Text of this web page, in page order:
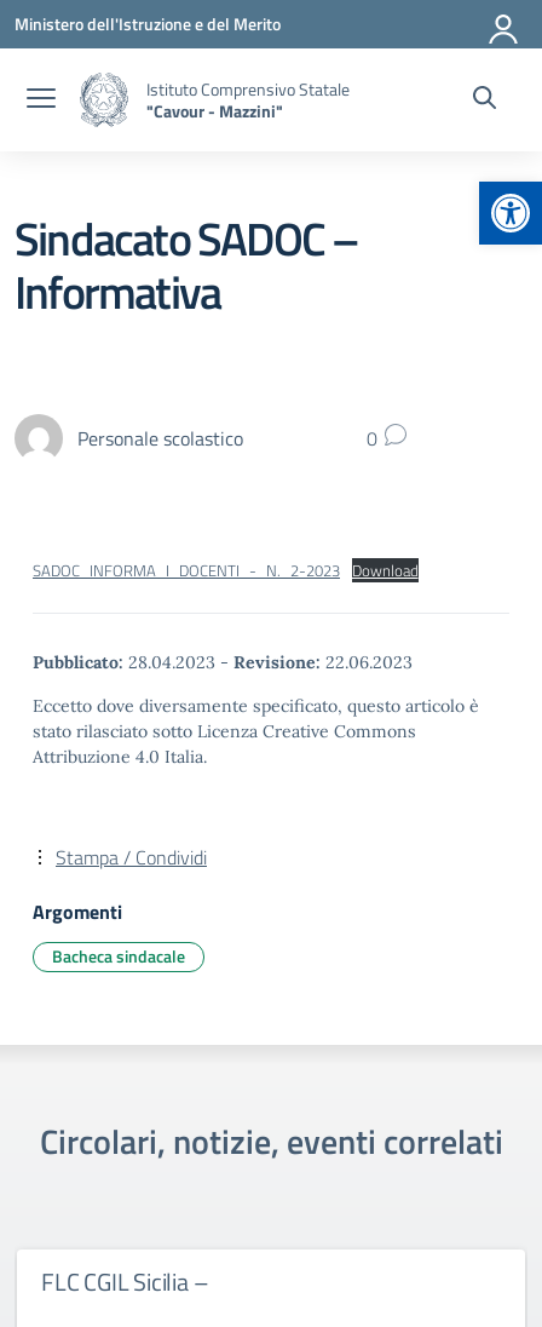
Vai ai contenuti
Vai al menu di navigazione
Vai al footer
Ministero dell'Istruzione e del Merito
Istituto Comprensivo Statale
"Cavour - Mazzini"
Sindacato SADOC –
Informativa
Personale scolastico 0
SADOC_INFORMA_I_DOCENTI_-_N._2-2023 Download
Pubblicato: 28.04.2023 - Revisione: 22.06.2023
Eccetto dove diversamente specificato, questo articolo è
stato rilasciato sotto Licenza Creative Commons
Attribuzione 4.0 Italia.
Stampa / Condividi
Argomenti
Bacheca sindacale
Circolari, notizie, eventi correlati
FLC CGIL Sicilia –